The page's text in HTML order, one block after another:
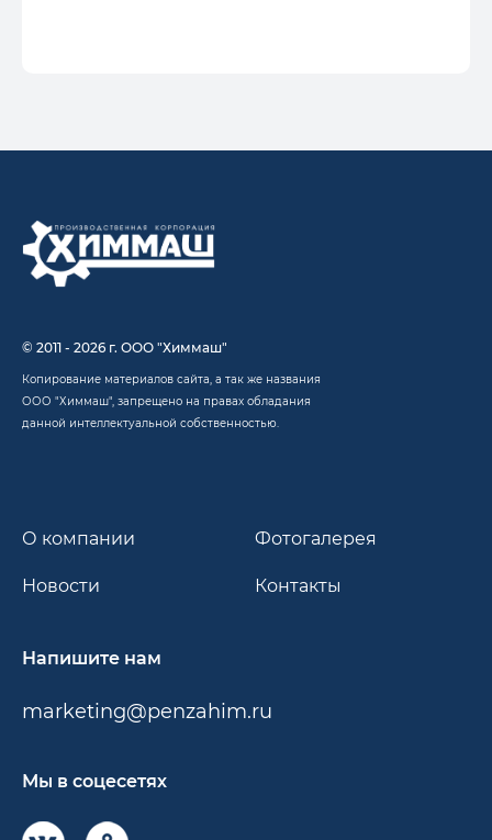
© 2011 - 2026 г. ООО "Химмаш"
Копирование материалов сайта, а так же названия
ООО "Химмаш", запрещено на правах обладания
данной интеллектуальной собственностью.
О компании
Новости
Фотогалерея
Контакты
Напишите нам
marketing@penzahim.ru
Мы в соцесетях